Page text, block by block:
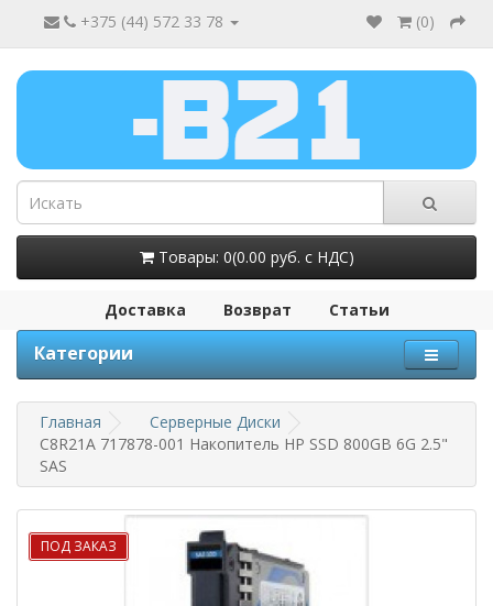
+375 (44) 572 33 78 (0)
Товары: 0(0.00 руб. с НДС)
Доставка Возврат Статьи
Категории
Главная
Серверные Диски
C8R21A 717878-001 Накопитель HP SSD 800GB 6G 2.5"
SAS
ПОД ЗАКАЗ